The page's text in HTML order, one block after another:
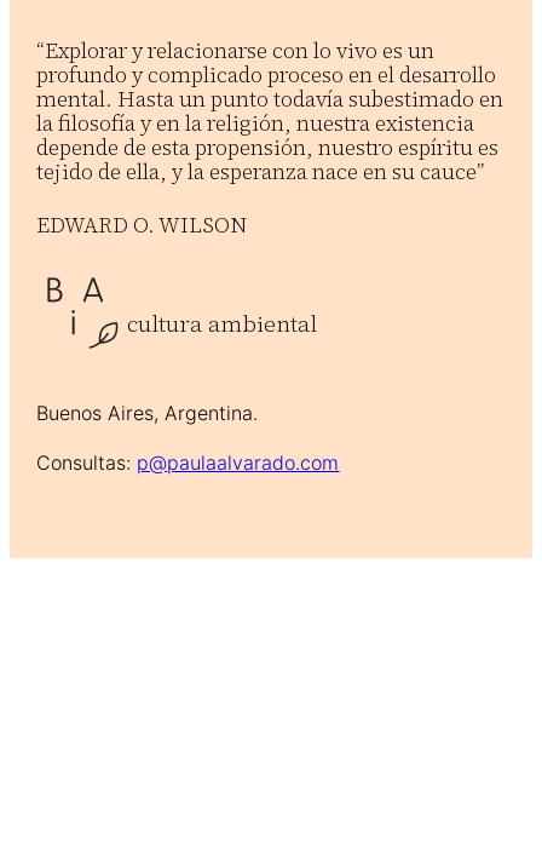
“Explorar y relacionarse con lo vivo es un
profundo y complicado proceso en el desarrollo
mental. Hasta un punto todavía subestimado en
la filosofía y en la religión, nuestra existencia
depende de esta propensión, nuestro espíritu es
tejido de ella, y la esperanza nace en su cauce”
EDWARD O. WILSON
cultura ambiental
Buenos Aires, Argentina.
Consultas: p@paulaalvarado.com